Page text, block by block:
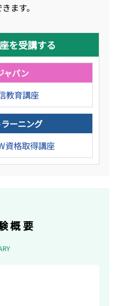
ます。
を受講する
ャパン
教育講座
ーニング
資格取得講座
概要